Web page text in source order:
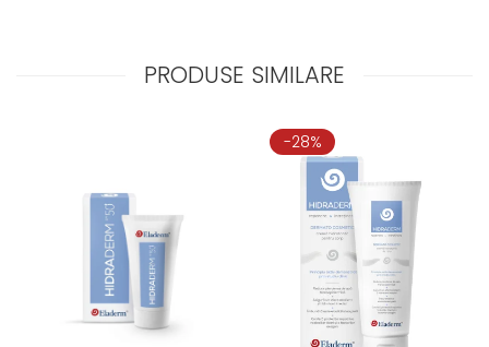
Imbunatateste functia de bariera a pielii, conferindu-i
rezistenta si prevenind deshidratarea;
Prezinta importante proprietăti nutritive, emoliente,
Incetineste procesul de imbatranire cutanata si
mentine elasticitatea pielii.
Vitamina E
Actiune anti-oxidanta excelenta;
Protejeaza pielea impotriva radicalilor liberi si a
factorilor exogeni;
Incetineste imbătranirea celulara;
Promoveaza productia de colagen la nivelul
PRODUSE SIMILARE
-28%